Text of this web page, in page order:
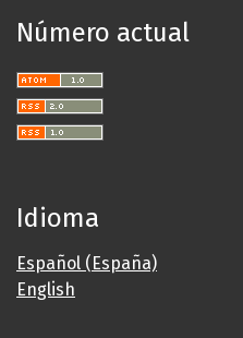
Número actual
Idioma
Español (España)
English